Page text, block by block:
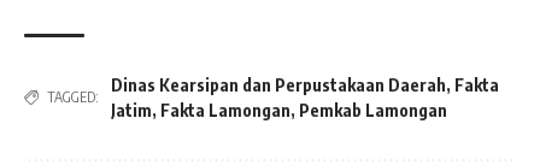
TAGGED:
Dinas Kearsipan dan Perpustakaan Daerah, Fakta
Jatim, Fakta Lamongan, Pemkab Lamongan